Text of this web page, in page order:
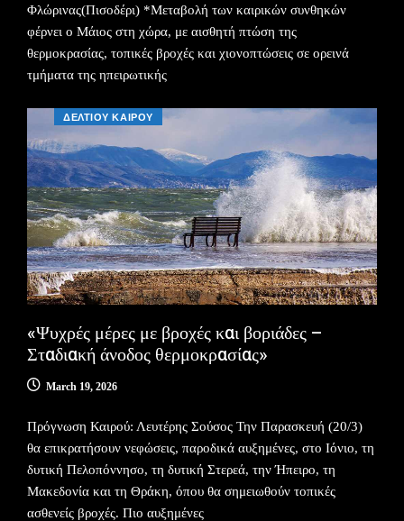
Φλώρινας(Πισοδέρι) *Μεταβολή των καιρικών συνθηκών
φέρνει ο Μάιος στη χώρα, με αισθητή πτώση της
θερμοκρασίας, τοπικές βροχές και χιονοπτώσεις σε ορεινά
τμήματα της ηπειρωτικής
ΔΕΛΤΙΟΥ ΚΑΙΡΟΥ
«Ψυχρές μέρες με βροχές και βοριάδες –
Σταδιακή άνοδος θερμοκρασίας»
March 19, 2026
Πρόγνωση Καιρού: Λευτέρης Σούσος Την Παρασκευή (20/3)
θα επικρατήσουν νεφώσεις, παροδικά αυξημένες, στο Ιόνιο, τη
δυτική Πελοπόννησο, τη δυτική Στερεά, την Ήπειρο, τη
Μακεδονία και τη Θράκη, όπου θα σημειωθούν τοπικές
ασθενείς βροχές. Πιο αυξημένες